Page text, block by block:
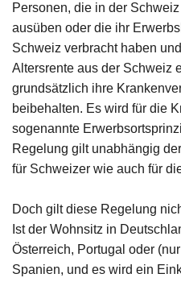
Personen, die in der
ausüben oder die ihr
Schweiz verbracht haben
Altersrente aus der Schweiz
grundsätzlich ihre
beibehalten. Es wird für die
sogenannte
Regelung gilt unabhängig
für Schweizer wie auch für
Doch gilt diese Regelung
Ist der Wohnsitz in
Österreich, Portugal oder
Spanien, und es wird ein